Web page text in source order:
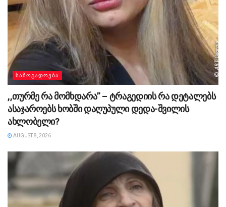
ᲡᲐᲖᲝᲒᲐᲓᲝᲔᲑᲐ
,,თურმე რა მომხდარა” – ტრაგედიის რა დეტალებს
ასაჯაროებს ხობში დაღუპული დედა-შვილის
ახლობელი?
AUGUST 8, 2026